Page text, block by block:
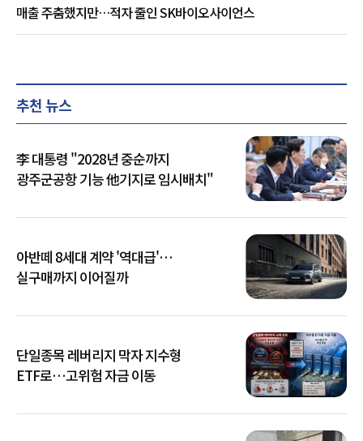
매출 주춤했지만…적자 줄인 SK바이오사이언스
추천 뉴스
李 대통령 "2028년 중순까지
광주군공항 기능 他기지로 임시배치"
아반떼 8세대 계약 '역대급'…
실구매까지 이어질까
단일종목 레버리지 막자 지수형
ETF로…고위험 자금 이동